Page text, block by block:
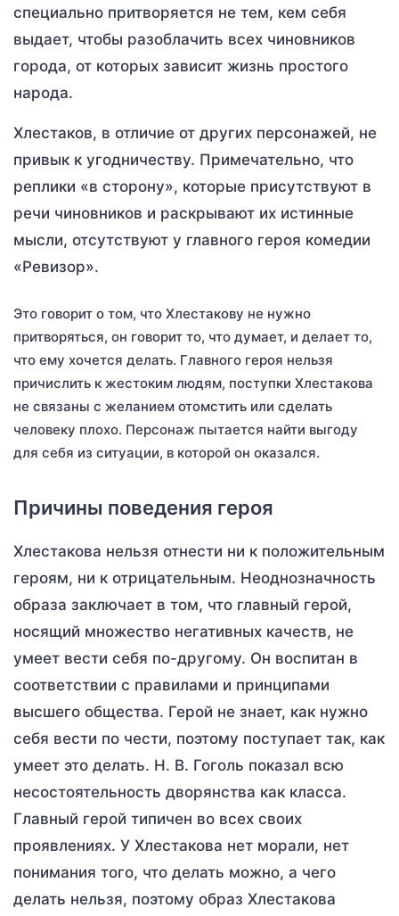
специально притворяется не тем, кем себя
выдает, чтобы разоблачить всех чиновников
города, от которых зависит жизнь простого
народа.
Хлестаков, в отличие от других персонажей, не
привык к угодничеству. Примечательно, что
реплики «в сторону», которые присутствуют в
речи чиновников и раскрывают их истинные
мысли, отсутствуют у главного героя комедии
«Ревизор».
Это говорит о том, что Хлестакову не нужно
притворяться, он говорит то, что думает, и делает то,
что ему хочется делать. Главного героя нельзя
причислить к жестоким людям, поступки Хлестакова
не связаны с желанием отомстить или сделать
человеку плохо. Персонаж пытается найти выгоду
для себя из ситуации, в которой он оказался.
Причины поведения героя
Хлестакова нельзя отнести ни к положительным
героям, ни к отрицательным. Неоднозначность
образа заключает в том, что главный герой,
носящий множество негативных качеств, не
умеет вести себя по-другому. Он воспитан в
соответствии с правилами и принципами
высшего общества. Герой не знает, как нужно
себя вести по чести, поэтому поступает так, как
умеет это делать. Н. В. Гоголь показал всю
несостоятельность дворянства как класса.
Главный герой типичен во всех своих
проявлениях. У Хлестакова нет морали, нет
понимания того, что делать можно, а чего
делать нельзя, поэтому образ Хлестакова